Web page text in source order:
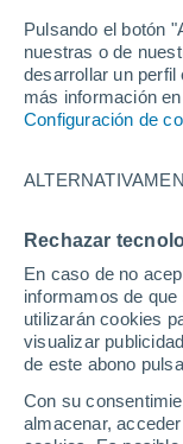
Pulsando el botón
nuestras o de
desarrollar un
más información
Configuración de
Rechazar
En caso de no
informamos de
utilizarán cookies
visualizar
de este abono
Con su
almacenar,
Hoy,